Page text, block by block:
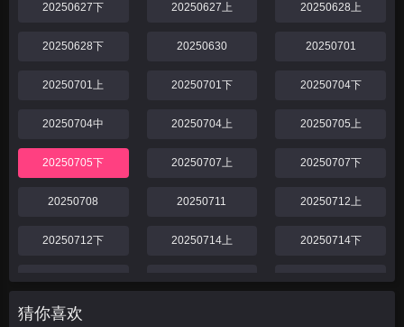
20250627下 20250627上 20250628上
20250628下 20250630 20250701
20250701上 20250701下 20250704下
20250704中 20250704上 20250705上
20250705下 20250707上 20250707下
20250708 20250711 20250712上
20250712下 20250714上 20250714下
20250718 20250719 20250721上
20250721下
猜你喜欢